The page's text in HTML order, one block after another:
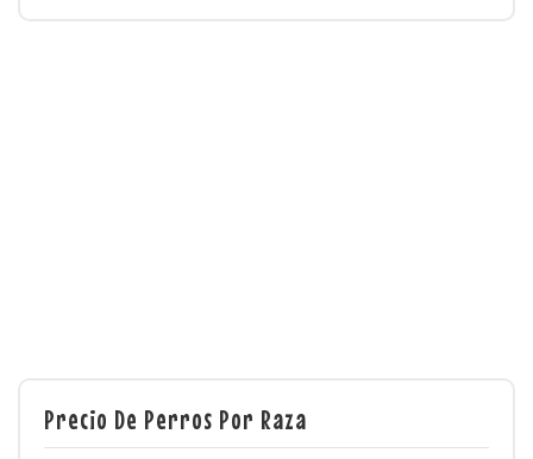
Precio De Perros Por Raza